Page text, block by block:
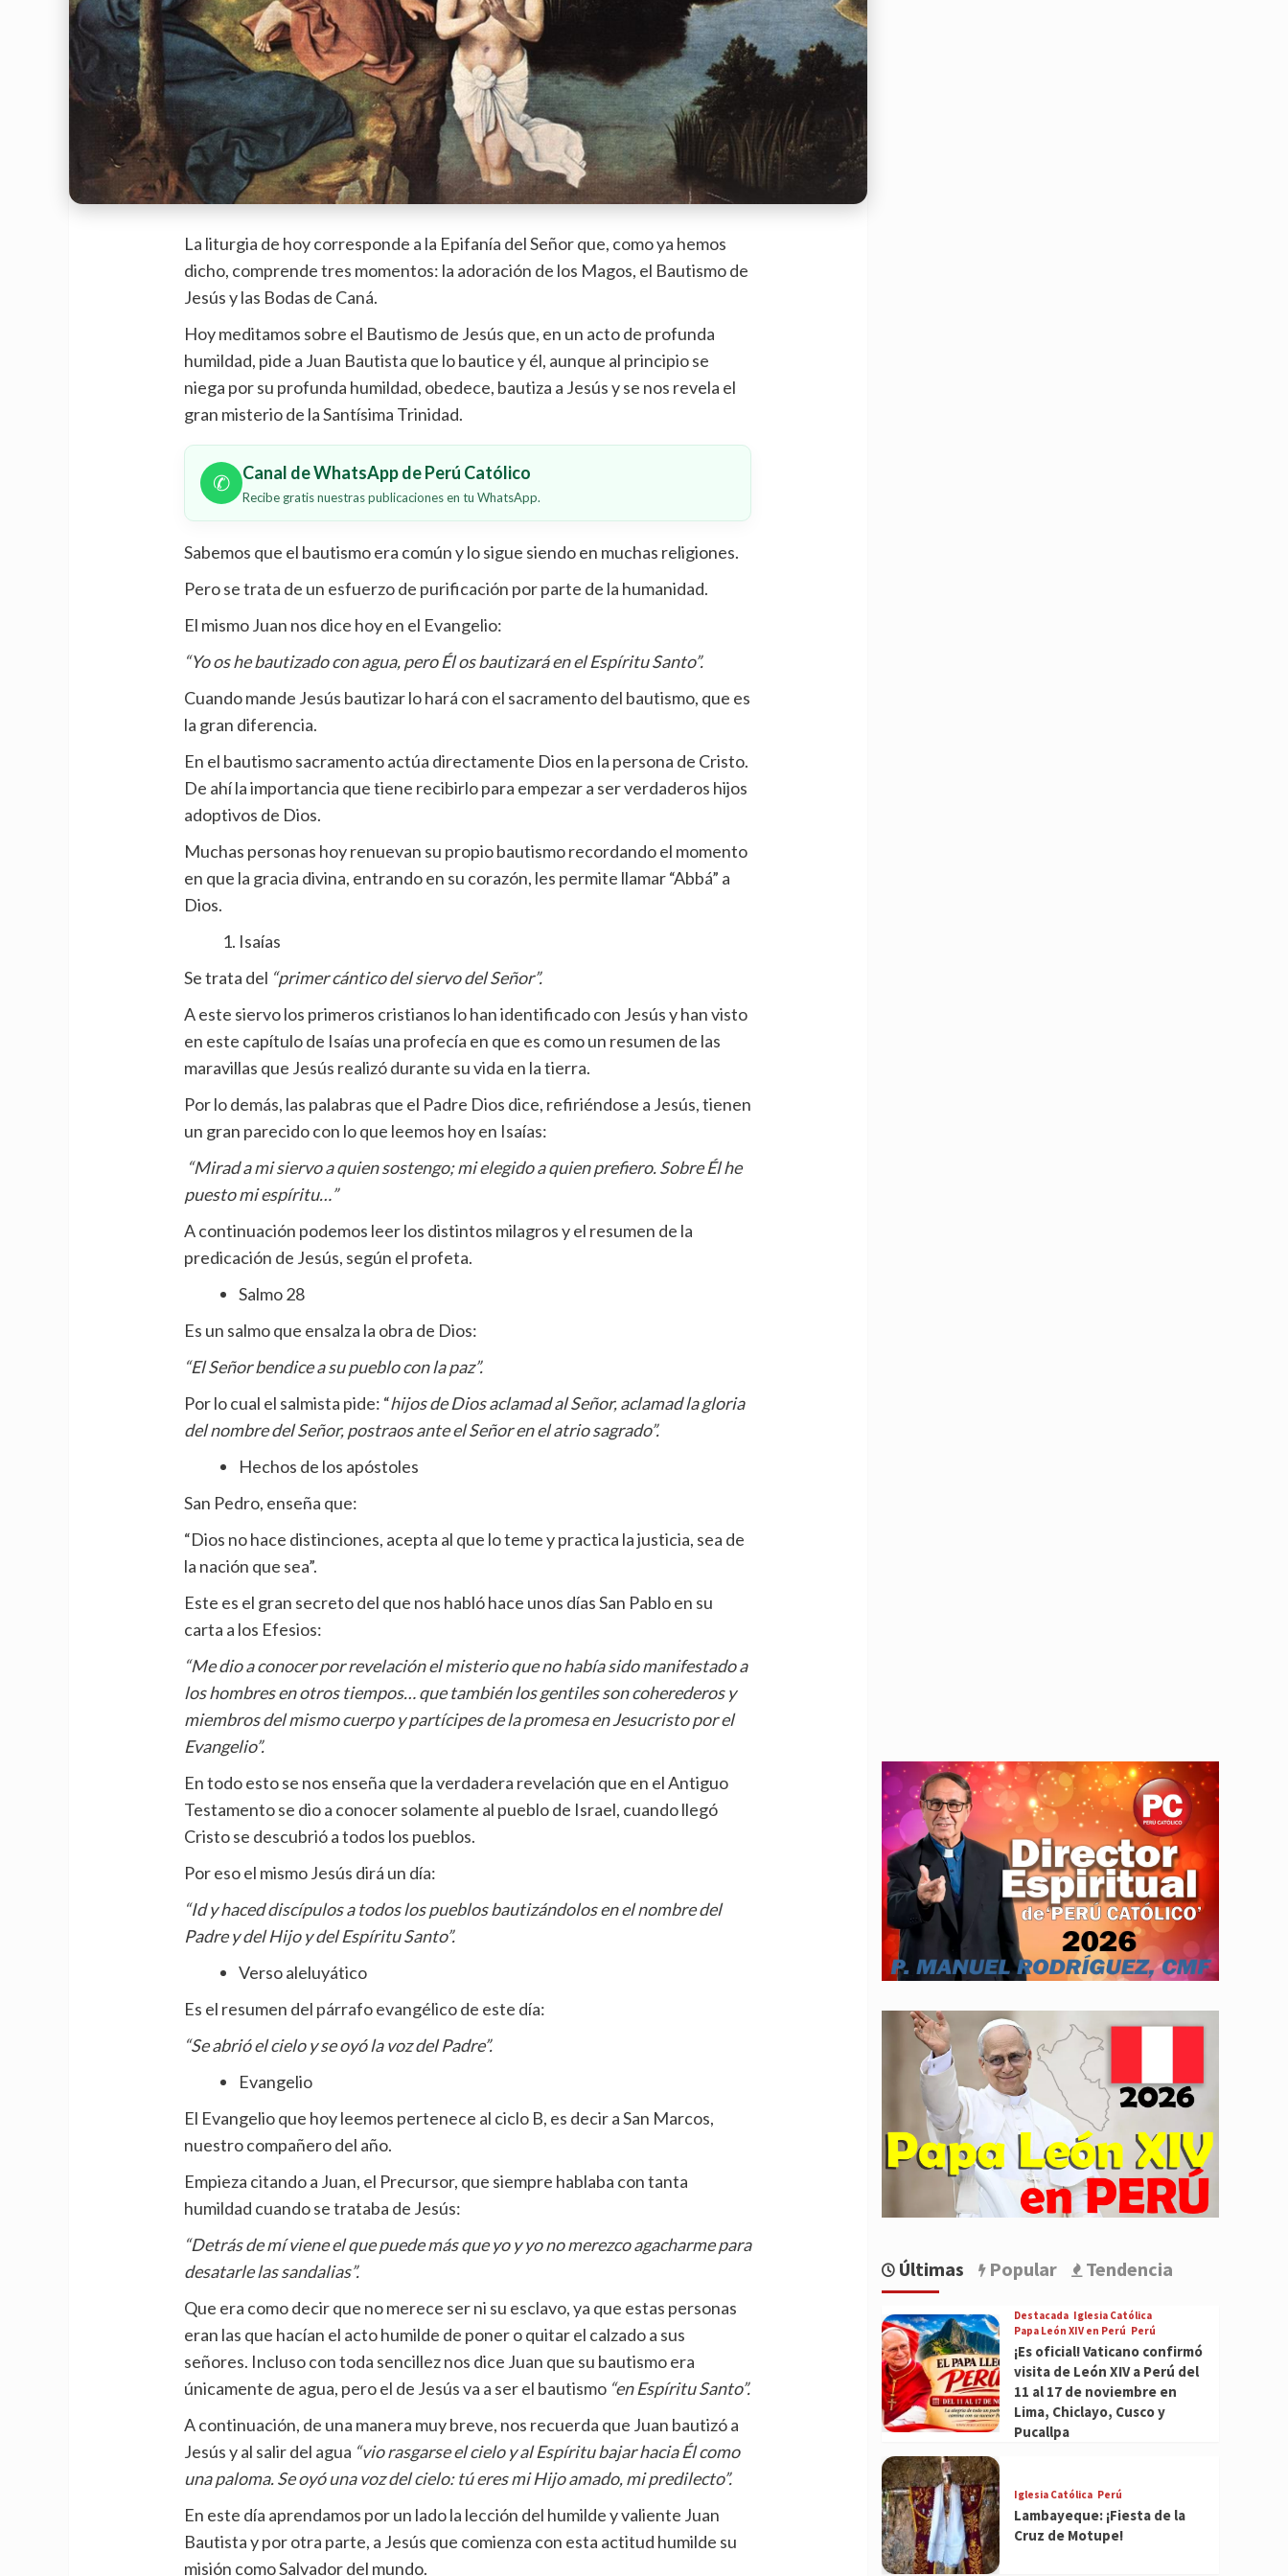
La liturgia de hoy corresponde a la Epifanía del Señor que, como ya hemos
dicho, comprende tres momentos: la adoración de los Magos, el Bautismo de
Jesús y las Bodas de Caná.
Hoy meditamos sobre el Bautismo de Jesús que, en un acto de profunda
humildad, pide a Juan Bautista que lo bautice y él, aunque al principio se
niega por su profunda humildad, obedece, bautiza a Jesús y se nos revela el
gran misterio de la Santísima Trinidad.
✆ Canal de WhatsApp de Perú Católico
Recibe gratis nuestras publicaciones en tu WhatsApp.
Sabemos que el bautismo era común y lo sigue siendo en muchas religiones.
Pero se trata de un esfuerzo de purificación por parte de la humanidad.
El mismo Juan nos dice hoy en el Evangelio:
“Yo os he bautizado con agua, pero Él os bautizará en el Espíritu Santo”.
Cuando mande Jesús bautizar lo hará con el sacramento del bautismo, que es
la gran diferencia.
En el bautismo sacramento actúa directamente Dios en la persona de Cristo.
De ahí la importancia que tiene recibirlo para empezar a ser verdaderos hijos
adoptivos de Dios.
Muchas personas hoy renuevan su propio bautismo recordando el momento
en que la gracia divina, entrando en su corazón, les permite llamar “Abbá” a
Dios.
Isaías
Se trata del “primer cántico del siervo del Señor”.
A este siervo los primeros cristianos lo han identificado con Jesús y han visto
en este capítulo de Isaías una profecía en que es como un resumen de las
maravillas que Jesús realizó durante su vida en la tierra.
Por lo demás, las palabras que el Padre Dios dice, refiriéndose a Jesús, tienen
un gran parecido con lo que leemos hoy en Isaías:
“Mirad a mi siervo a quien sostengo; mi elegido a quien prefiero. Sobre Él he
puesto mi espíritu…”
A continuación podemos leer los distintos milagros y el resumen de la
predicación de Jesús, según el profeta.
Salmo 28
Es un salmo que ensalza la obra de Dios:
“El Señor bendice a su pueblo con la paz”.
Por lo cual el salmista pide: “hijos de Dios aclamad al Señor, aclamad la gloria
del nombre del Señor, postraos ante el Señor en el atrio sagrado”.
Hechos de los apóstoles
San Pedro, enseña que:
“Dios no hace distinciones, acepta al que lo teme y practica la justicia, sea de
la nación que sea”.
Este es el gran secreto del que nos habló hace unos días San Pablo en su
carta a los Efesios:
“Me dio a conocer por revelación el misterio que no había sido manifestado a
los hombres en otros tiempos… que también los gentiles son coherederos y
miembros del mismo cuerpo y partícipes de la promesa en Jesucristo por el
Evangelio”.
En todo esto se nos enseña que la verdadera revelación que en el Antiguo
Testamento se dio a conocer solamente al pueblo de Israel, cuando llegó
Cristo se descubrió a todos los pueblos.
Por eso el mismo Jesús dirá un día:
“Id y haced discípulos a todos los pueblos bautizándolos en el nombre del
Padre y del Hijo y del Espíritu Santo”.
Verso aleluyático
Es el resumen del párrafo evangélico de este día:
“Se abrió el cielo y se oyó la voz del Padre”.
Evangelio
El Evangelio que hoy leemos pertenece al ciclo B, es decir a San Marcos,
nuestro compañero del año.
Empieza citando a Juan, el Precursor, que siempre hablaba con tanta
humildad cuando se trataba de Jesús:
“Detrás de mí viene el que puede más que yo y yo no merezco agacharme para
desatarle las sandalias”.
Que era como decir que no merece ser ni su esclavo, ya que estas personas
eran las que hacían el acto humilde de poner o quitar el calzado a sus
señores. Incluso con toda sencillez nos dice Juan que su bautismo era
únicamente de agua, pero el de Jesús va a ser el bautismo “en Espíritu Santo”.
A continuación, de una manera muy breve, nos recuerda que Juan bautizó a
Jesús y al salir del agua “vio rasgarse el cielo y al Espíritu bajar hacia Él como
una paloma. Se oyó una voz del cielo: tú eres mi Hijo amado, mi predilecto”.
En este día aprendamos por un lado la lección del humilde y valiente Juan
Bautista y por otra parte, a Jesús que comienza con esta actitud humilde su
misión como Salvador del mundo.
Últimas Popular Tendencia
Destacada Iglesia Católica
Papa León XIV en Perú Perú
¡Es oficial! Vaticano confirmó
visita de León XIV a Perú del
11 al 17 de noviembre en
Lima, Chiclayo, Cusco y
Pucallpa
Iglesia Católica Perú
Lambayeque: ¡Fiesta de la
Cruz de Motupe!